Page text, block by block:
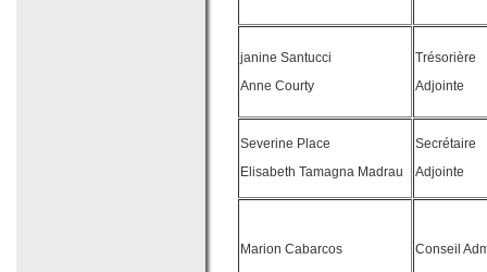
janine Santucci
Anne Courty
Trésorière
Adjointe
Severine Place
Elisabeth Tamagna Madrau
Secrétaire
Adjointe
Marion Cabarcos Conseil